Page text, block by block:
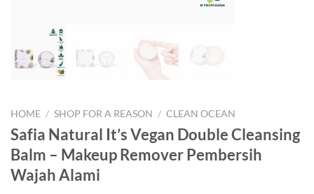
HOME / SHOP FOR A REASON / CLEAN OCEAN
Safia Natural It’s Vegan Double Cleansing
Balm – Makeup Remover Pembersih
Wajah Alami